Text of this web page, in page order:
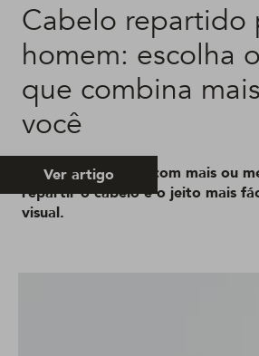
Cabelo repartido
homem: escolha
que combina
você
Central ou lateral, com mais ou
repartir o cabelo é o jeito mais
visual.
Ver artigo